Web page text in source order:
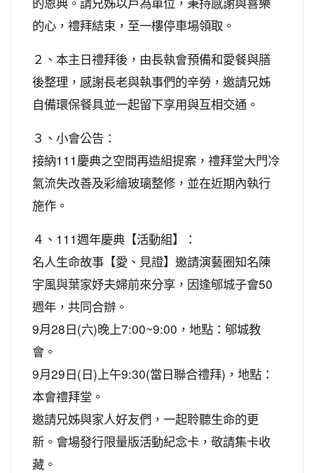
的心，禮拜結束，至一樓停車場領取。
２、本主日禮拜後，由長執會預備和愛餐與膳
後整理，感謝長老與執事們的辛勞，邀請兄姊
自備環保餐具並一起留下享用與互相交通。
３、小會公告：
接納111慶典之空間再造組提案，禮拜堂大門冷
氣流失改善及彩繪玻璃整修，並在近期內執行
施作。
４、111週年慶典【活動組】：
名人生命故事【愛、見證】邀請演藝圈知名陳
宇風與葉家妤夫婦前來分享，因逢郇城子會50
週年，共同合辦。
9月28日(六)晚上7:00~9:00，地點：郇城教
會。
9月29日(日)上午9:30(當日聯合禮拜)，地點：
本會禮拜堂。
邀請兄姊與家人好友們，一起聆聽生命的更
新。會場發行限量版活動紀念卡，敬請集卡收
藏。